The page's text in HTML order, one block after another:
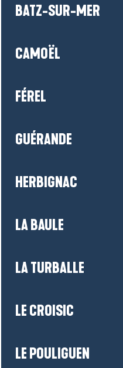
BATZ-SUR-MER
CAMOËL
FÉREL
GUÉRANDE
HERBIGNAC
LA BAULE
LA TURBALLE
LE CROISIC
LE POULIGUEN
38▒▒
nous
roses pour un instant voile
Trampoline géant, coin abrité
en font des bateaux très
de marins